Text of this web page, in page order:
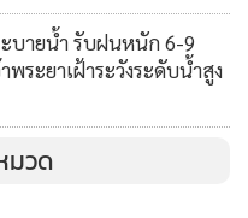
งขึ้น
พัทยา ไม่สามารถควบคุม
ปฏิบัติตามมาตรการของ
ารจัดงานเช่นเดียวกับกิจ
ะบายน้ำ รับฝนหนัก 6-9
ระยาเฝ้าระวังระดับน้ำสูง
มวด